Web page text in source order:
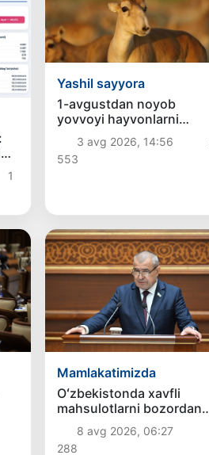
1
Yashil sayyora
1-avgustdan noyob
yovvoyi hayvonlarni
ovlash taqiqlandi
3 avg 2026, 14:56
553
Mamlakatimizda
Oʻzbekistonda xavfli
mahsulotlarni bozordan
chiqarib olishning
huquqiy mexanizmi
8 avg 2026, 06:27
288